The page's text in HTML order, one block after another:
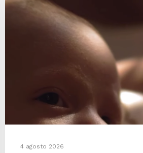
4 agosto 2026